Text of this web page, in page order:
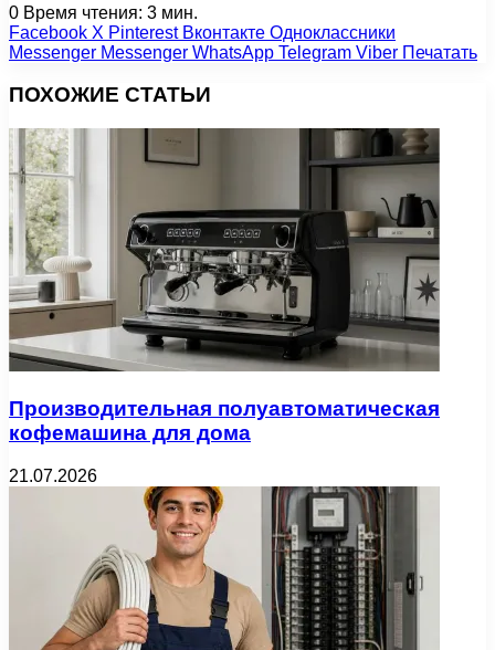
0 Время чтения: 3 мин.
Facebook X Pinterest Вконтакте Одноклассники
Messenger Messenger WhatsApp Telegram Viber Печатать
ПОХОЖИЕ СТАТЬИ
Производительная полуавтоматическая
кофемашина для дома
21.07.2026